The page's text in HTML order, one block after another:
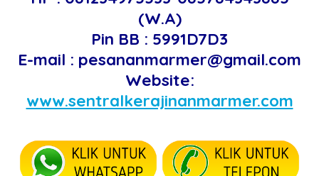
(W.A)
Pin BB : 5991D7D3
E-mail : pesananmarmer@gmail.com
Website:
www.sentralkerajinanmarmer.com